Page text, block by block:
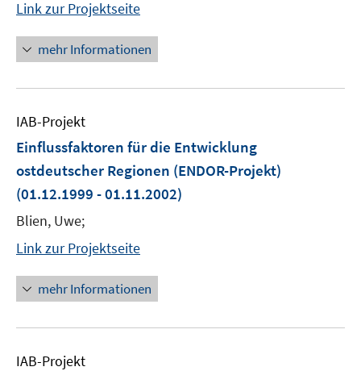
Link zur Projektseite
mehr Informationen
IAB-Projekt
Einflussfaktoren für die Entwicklung
ostdeutscher Regionen (ENDOR-Projekt)
(01.12.1999 - 01.11.2002)
Blien, Uwe;
Link zur Projektseite
mehr Informationen
IAB-Projekt